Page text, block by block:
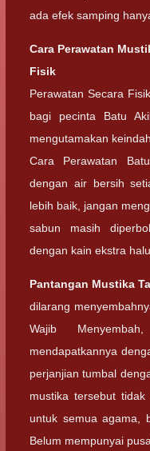
ada efek samping
Cara Perawatan
Fisik
Perawatan Secara
bagi pecinta Batu
mengutamakan
Cara Perawatan
dengan air bersih
lebih baik, jangan
sabun masih
dengan kain ekstra
Pantangan Mustika
dilarang
Wajib
mendapatkannya
perjanjian tumbal
mustika tersebut
untuk semua agama,
Belum mempunyai